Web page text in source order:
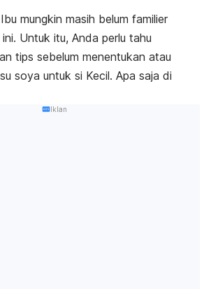
mungkin masih belum familier
Untuk itu, Anda perlu tahu
tips sebelum menentukan atau
soya untuk si Kecil. Apa saja di
Iklan